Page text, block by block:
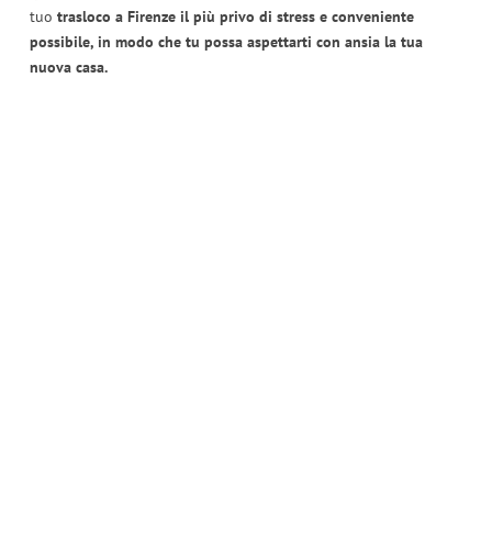
tuo trasloco a Firenze il più privo di stress e conveniente
possibile, in modo che tu possa aspettarti con ansia la tua
nuova casa.